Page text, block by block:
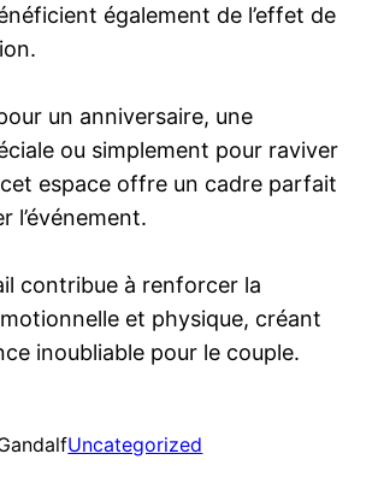
également de l’effet de
un anniversaire, une
ou simplement pour raviver
espace offre un cadre parfait
l’événement.
contribue à renforcer la
et physique, créant
inoubliable pour le couple.
Uncategorized